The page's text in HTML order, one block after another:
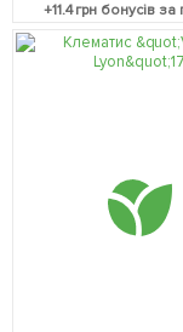
+11.4грн бонусів за